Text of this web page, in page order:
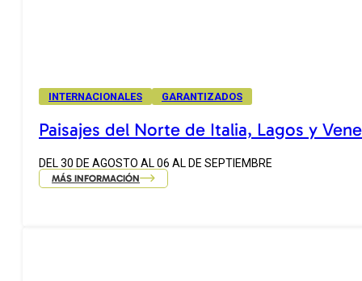
INTERNACIONALES GARANTIZADOS
Paisajes del Norte de Italia, Lagos y
DEL 30 DE AGOSTO AL 06 AL DE SEPTIEMBRE
MÁS INFORMACIÓN